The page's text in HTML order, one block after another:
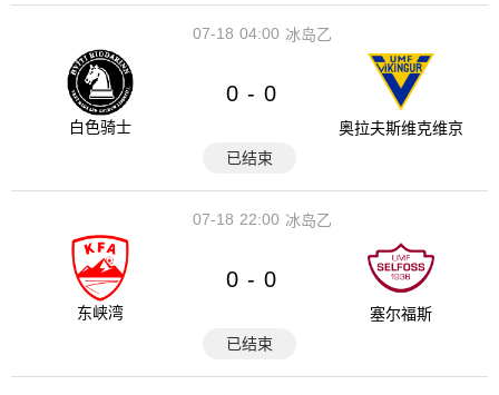
04:00
07-18 冰岛乙
白色骑士
0 - 0
奥拉夫斯维克维京
已结束
22:00
07-18 冰岛乙
东峡湾
0 - 0
塞尔福斯
已结束